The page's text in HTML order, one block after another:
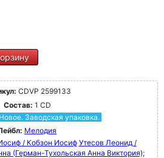
CDVP 2599133
Состав: 1 CD
Новое. Заводская упаковка.
Мелодия
/ Кобзон Иосиф Утесов Леонид /
(Герман-Тухольская Анна Виктория);